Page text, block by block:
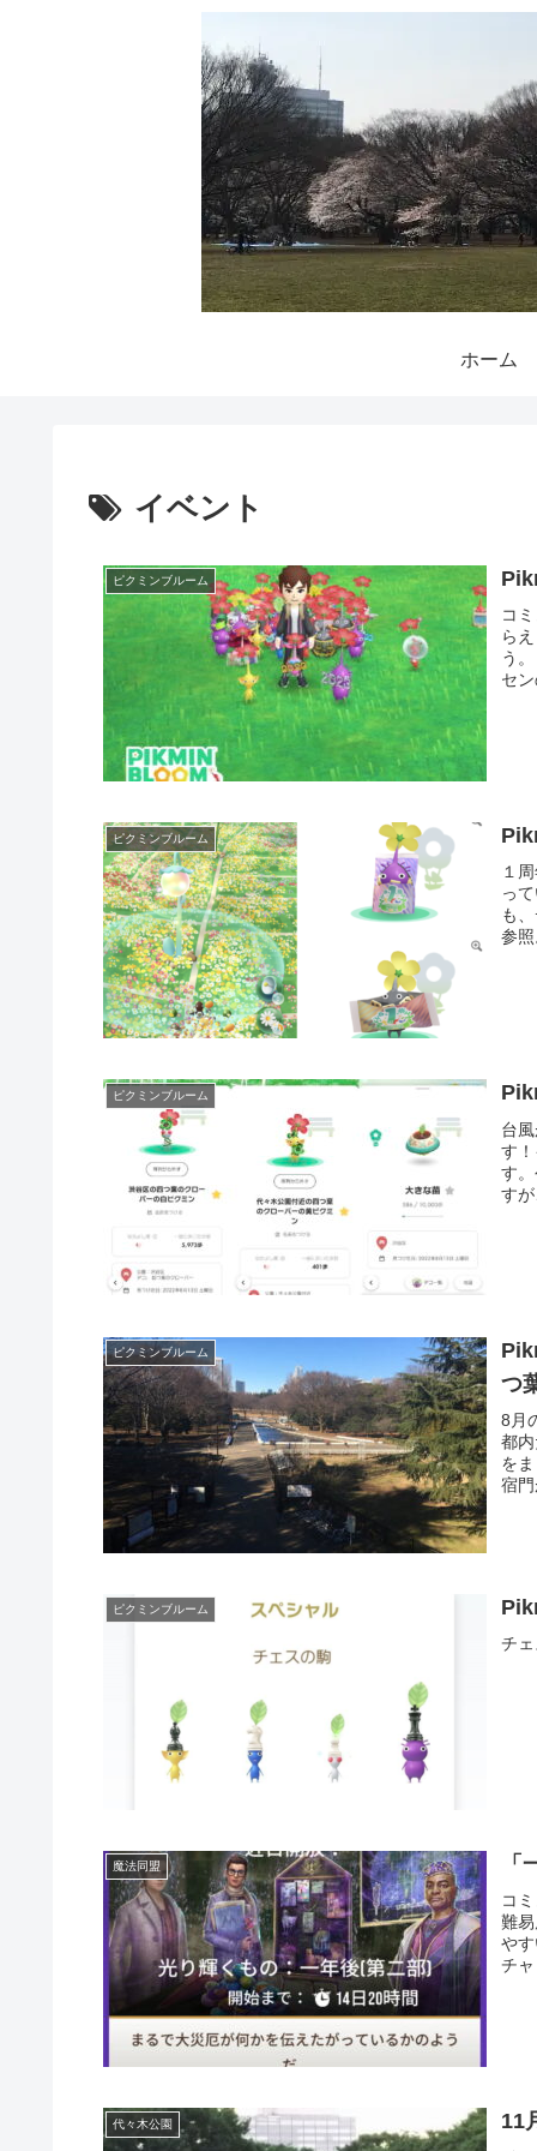
ホーム
イベント
ピクミンブルーム
コ
ら
う
セ
ピクミンブルーム
１
っ
も
参
ピクミンブルーム
台
す
す
す
ピクミンブルーム
つ
8月
都
を
宿
ピクミンブルーム
チ
魔法同盟
コ
難
や
チ
代々木公園 11